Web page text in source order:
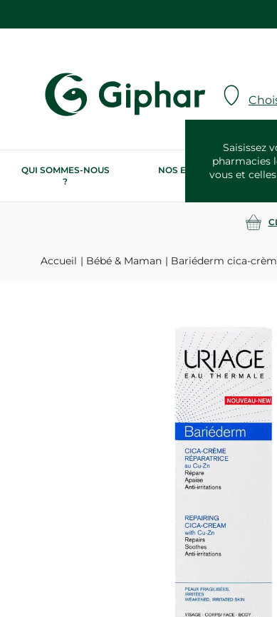
Saisissez
pharmacies
vous et
QUI SOMMES-NOUS
?
NOS ENGAGEMENTS
RSE
Accueil Bébé & Maman Bariéderm cica-